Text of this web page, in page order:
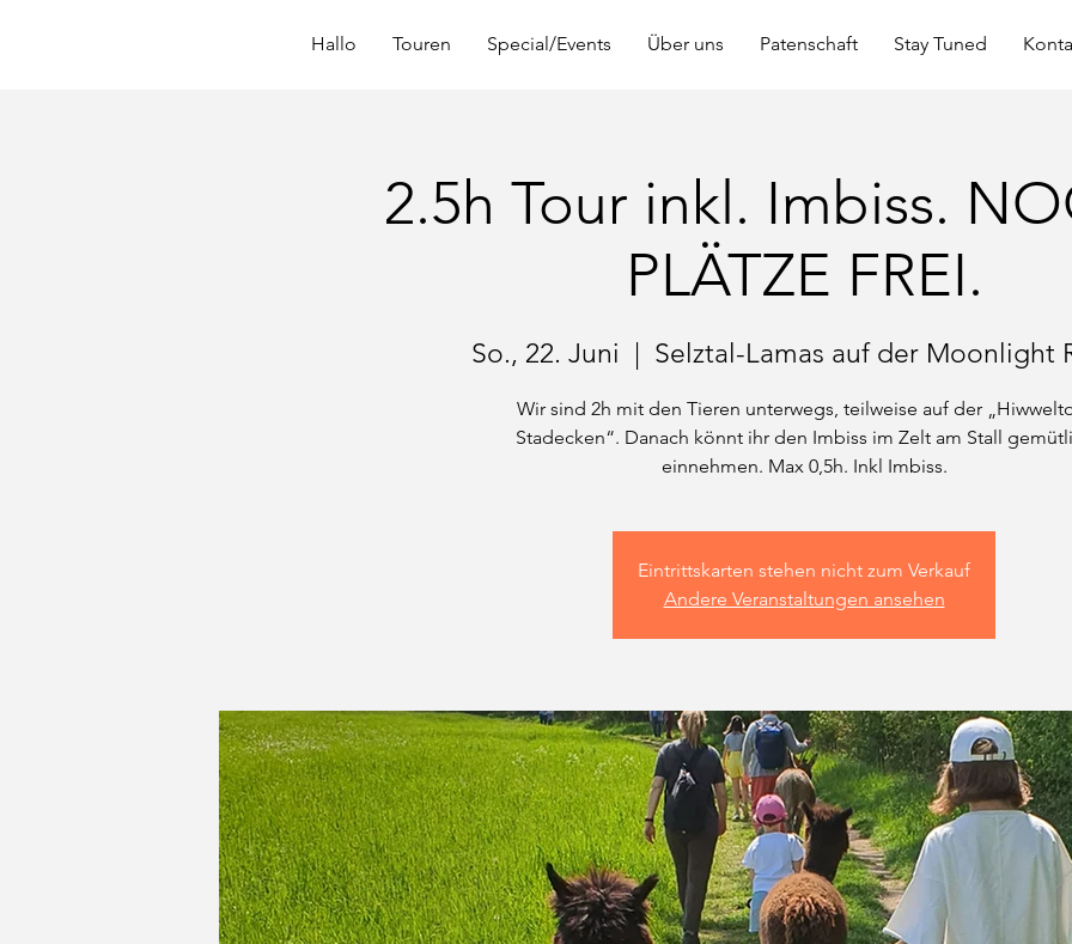
Hallo Touren Special/Events Über uns Patenschaft Stay Tuned
2.5h Tour inkl. Imbiss.
PLÄTZE FREI.
So., 22. Juni
  |
Selztal-Lamas auf der Moonlight
Wir sind 2h mit den Tieren unterwegs, teilweise auf der
Stadecken“. Danach könnt ihr den Imbiss im Zelt am Stall
einnehmen. Max 0,5h. Inkl Imbiss.
Eintrittskarten stehen nicht zum Verkauf
Andere Veranstaltungen ansehen